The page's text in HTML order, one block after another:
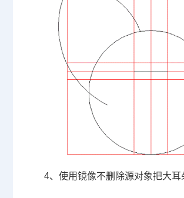
4、使用镜像不删除源对象把大耳